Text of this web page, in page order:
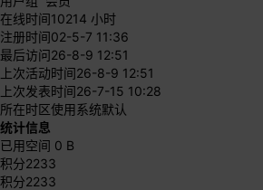
在线时间10214 小时
注册时间02-5-7 11:36
最后访问26-8-9 12:51
上次活动时间26-8-9 12:51
上次发表时间26-7-15 10:28
所在时区使用系统默认
统计信息
已用空间 0 B
积分2233
积分2233